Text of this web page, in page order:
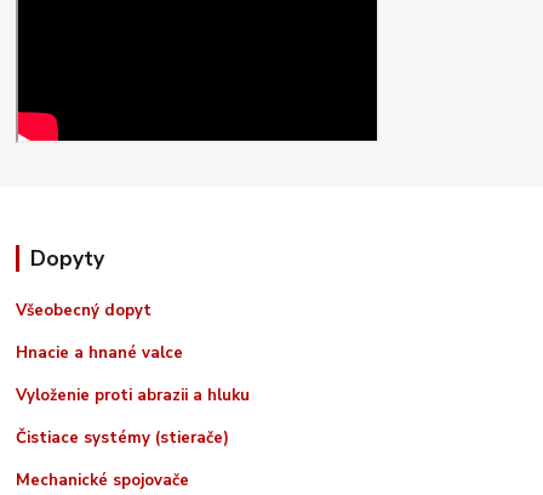
Dopyty
Všeobecný dopyt
Hnacie a hnané valce
Vyloženie proti abrazii a hluku
Čistiace systémy (stierače)
Mechanické spojovače